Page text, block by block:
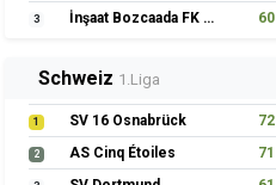
3 İnşaat Bozcaada FK 1957 60
Schweiz 1.Liga
1 SV 16 Osnabrück 72
2 AS Cinq Étoiles 71